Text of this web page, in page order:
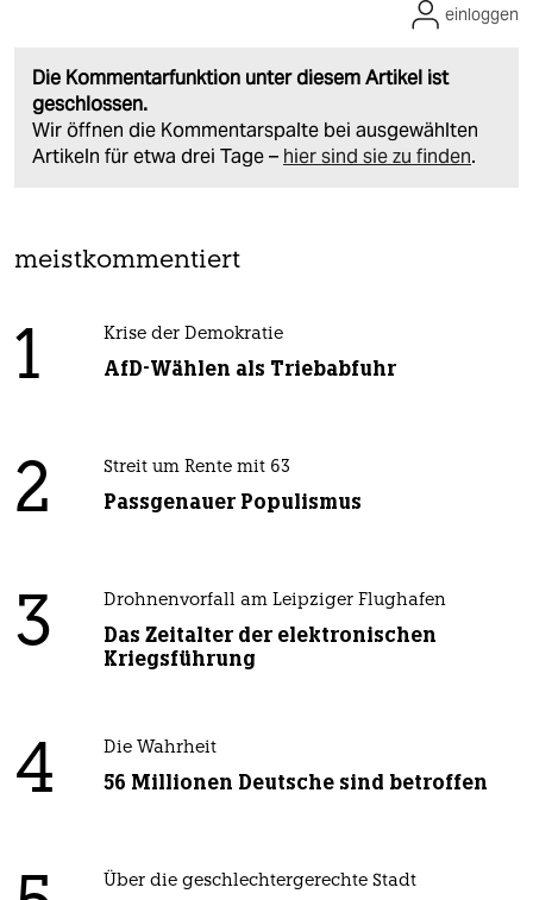
Die Kommentarfunktion unter diesem Artikel ist
geschlossen.
Wir öffnen die Kommentarspalte bei ausgewählten
Artikeln für etwa drei Tage – hier sind sie zu finden.
einloggen
meistkommentiert
1 Krise der Demokratie
AfD-Wählen als Triebabfuhr
2 Streit um Rente mit 63
Passgenauer Populismus
3 Drohnenvorfall am Leipziger Flughafen
Das Zeitalter der elektronischen
Kriegsführung
4 Die Wahrheit
56 Millionen Deutsche sind betroffen
Über die geschlechtergerechte Stadt